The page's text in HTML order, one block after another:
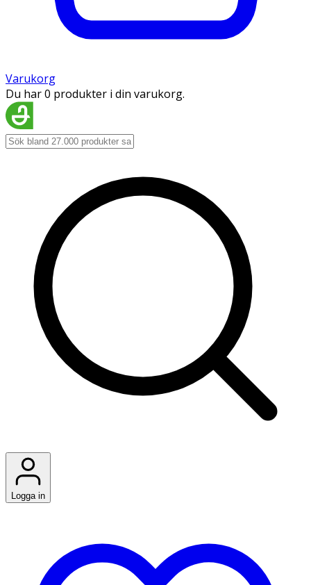
Varukorg
Du har 0 produkter i din varukorg.
Logga in